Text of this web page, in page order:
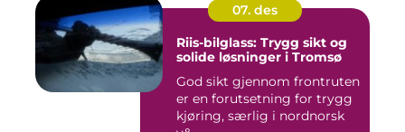
07. des
Riis-bilglass: Trygg sikt og
solide løsninger i Tromsø
God sikt gjennom frontruten
er en forutsetning for trygg
kjøring, særlig i nordnorsk